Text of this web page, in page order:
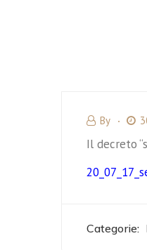
By
Il decreto
Categorie: